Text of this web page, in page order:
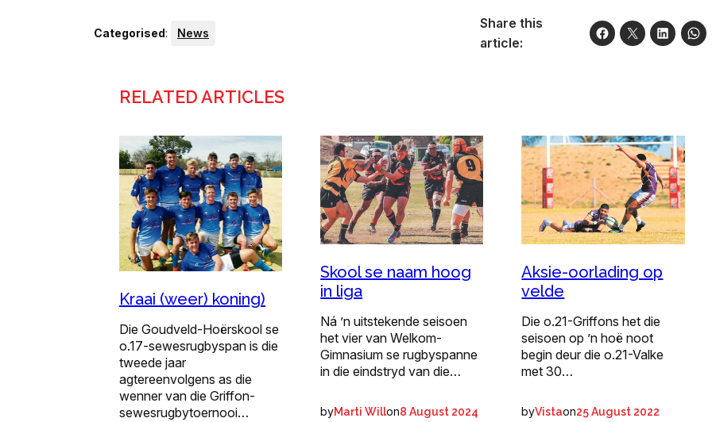
Categorised: News
Share this
article:
RELATED ARTICLES
Kraai (weer) koning)
Die Goudveld-Hoërskool se
o.17-sewesrugbyspan is die
tweede jaar
agtereenvolgens as die
wenner van die Griffon-
sewesrugbytoernooi…
Skool se naam hoog
in liga
Ná ’n uitstekende seisoen
het vier van Welkom-
Gimnasium se rugbyspanne
in die eindstryd van die…
byMarti Willon8 August 2024
Aksie-oorlading op
velde
Die o.21-Griffons het die
seisoen op ’n hoë noot
begin deur die o.21-Valke
met 30…
byVistaon25 August 2022